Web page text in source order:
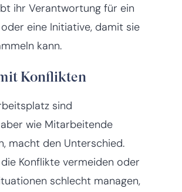
ihr Verantwortung für ein
eine Initiative, damit sie
kann.
Konflikten
sind
wie Mitarbeitende
macht den Unterschied.
Konflikte vermeiden oder
schlecht managen,